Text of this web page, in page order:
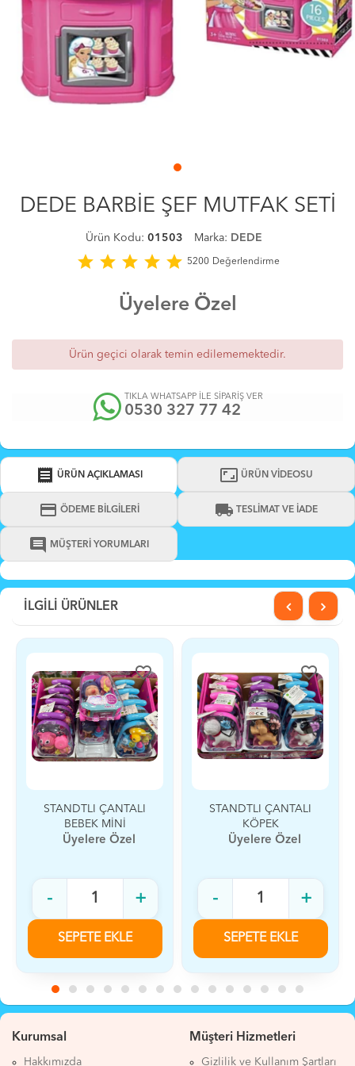
DEDE BARBİE ŞEF MUTFAK SETİ
Ürün Kodu: 01503 Marka: DEDE
star star star star star 5200 Değerlendirme
Üyelere Özel
Ürün geçici olarak temin edilememektedir.
TIKLA WHATSAPP İLE SİPARİŞ VER
0530 327 77 42
receipt ÜRÜN AÇIKLAMASI aspect_ratio ÜRÜN VİDEOSU
credit_card ÖDEME BİLGİLERİ local_shipping TESLİMAT VE İADE
comment MÜŞTERİ YORUMLARI
İLGİLİ ÜRÜNLER
favorite_border
STANDTLI ÇANTALI
BEBEK MİNİ
Üyelere Özel
- +
SEPETE EKLE
favorite_border
STANDTLI ÇANTALI
KÖPEK
Üyelere Özel
- +
SEPETE EKLE
Kurumsal
Hakkımızda
Müşteri Hizmetleri
Gizlilik ve Kullanım Şartları